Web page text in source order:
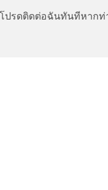
โปรดติดต่อฉันทันทีหาก